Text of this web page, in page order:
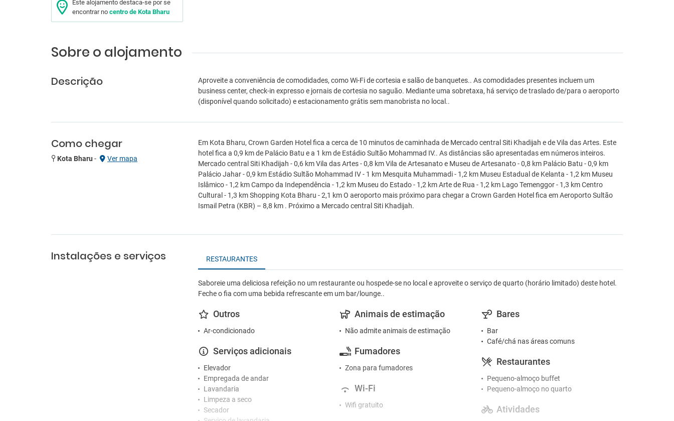
Este alojamento destaca-se por se
encontrar no centro de Kota Bharu
Sobre o alojamento
Descrição
Aproveite a conveniência de comodidades, como Wi-Fi de cortesia e salão de banquetes.. As comodidades presentes incluem um
business center, check-in expresso e jornais de cortesia no saguão. Mediante uma sobretaxa, há serviço de traslado de/para o aeroporto
(disponível quando solicitado) e estacionamento grátis sem manobrista no local..
Como chegar
Kota Bharu - Ver mapa
Em Kota Bharu, Crown Garden Hotel fica a cerca de 10 minutos de caminhada de Mercado central Siti Khadijah e de Vila das Artes. Este
hotel fica a 0,9 km de Palácio Batu e a 1 km de Estádio Sultão Mohammad IV.. As distâncias são apresentadas em números inteiros.
Mercado central Siti Khadijah - 0,6 km Vila das Artes - 0,8 km Vila de Artesanato e Museu de Artesanato - 0,8 km Palácio Batu - 0,9 km
Palácio Jahar - 0,9 km Estádio Sultão Mohammad IV - 1 km Mesquita Muhammadi - 1,2 km Museu Estadual de Kelanta - 1,2 km Museu
Islâmico - 1,2 km Campo da Independência - 1,2 km Museu do Estado - 1,2 km Arte de Rua - 1,2 km Lago Temenggor - 1,3 km Centro
Cultural - 1,3 km Shopping Kota Bharu - 2,1 km O aeroporto mais próximo para chegar a Crown Garden Hotel fica em Aeroporto Sultão
Ismail Petra (KBR) – 8,8 km . Próximo a Mercado central Siti Khadijah.
Instalações e serviços RESTAURANTES
Saboreie uma deliciosa refeição no um restaurante ou hospede-se no local e aproveite o serviço de quarto (horário limitado) deste hotel.
Feche o fia com uma bebida refrescante em um bar/lounge..
Outros
Ar-condicionado
Serviços adicionais
Elevador
Empregada de andar
Lavandaria
Limpeza a seco
Secador
Animais de estimação
Não admite animais de estimação
Fumadores
Zona para fumadores
Wi-Fi
Wifi gratuito
Bares
Bar
Café/chá nas áreas comuns
Restaurantes
Pequeno-almoço buffet
Pequeno-almoço no quarto
Atividades